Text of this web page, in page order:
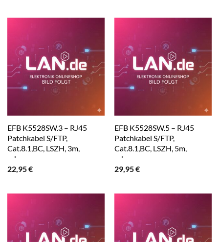
EFB K5528SW.3 – RJ45
Patchkabel S/FTP,
Cat.8.1,BC, LSZH, 3m,
schwarz
22,95€
EFB K5528SW.5 – RJ45
Patchkabel S/FTP,
Cat.8.1,BC, LSZH, 5m,
schwarz
29,95€